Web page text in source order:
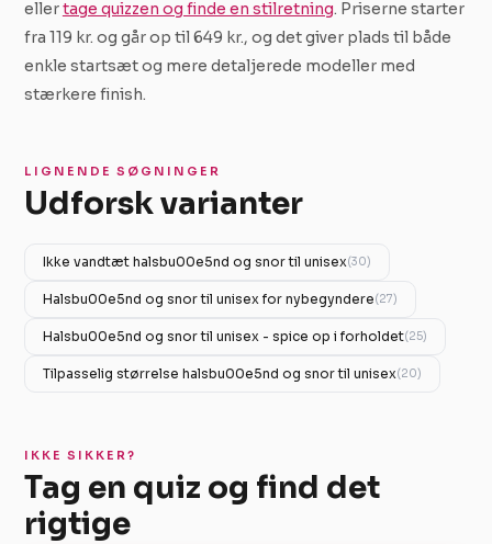
ellertage quizzen og finde en stilretning. Priserne starter
fra 119 kr. og går op til 649 kr., og det giver plads til både
enkle startsæt og mere detaljerede modeller med
stærkere finish.
LIGNENDE SØGNINGER
Udforsk varianter
Ikke vandtæt halsbu00e5nd og snor til unisex(30)
Halsbu00e5nd og snor til unisex for nybegyndere(27)
Halsbu00e5nd og snor til unisex - spice op i forholdet(25)
Tilpasselig størrelse halsbu00e5nd og snor til unisex(20)
IKKE SIKKER?
Tag en quiz og find det
rigtige